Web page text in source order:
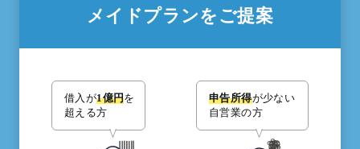
メイドプランをご提案
借入が1億円を
超える方
申告所得が少ない
自営業の方